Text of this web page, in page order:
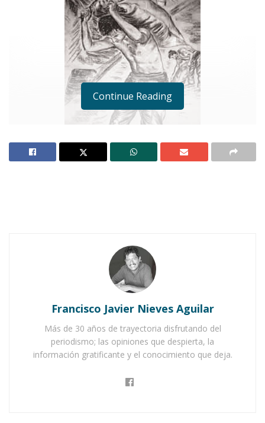
Salvador García trabajaba de cargador y su
oficio consistía en descargar los camiones y
almacenar la mercancía en grandes bodegas.
Con eso tenía para el sustento de su familia.
Esa mañana, el buen “Chava” comenzó
temprano su trabajo; pero era un cargamento
monedas. Lamentablemente, por un mal
Continue Reading
Francisco Javier Nieves Aguilar
Más de 30 años de trayectoria disfrutando del
periodismo; las opiniones que despierta, la
información gratificante y el conocimiento que deja.